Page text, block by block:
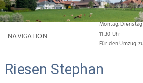
vom 06. Juli
folgende
Montag,
11.30 Uhr
Für den Umzug
bleiben.
NAVIGATION
Riesen Stephan